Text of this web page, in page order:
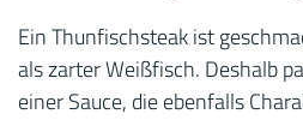
Ein Thunfischsteak ist
als zarter Weißfisch. Deshalb
einer Sauce, die ebenfalls